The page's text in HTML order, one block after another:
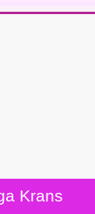
Krans